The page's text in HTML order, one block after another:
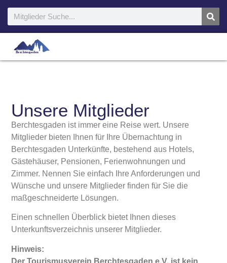
Unsere Mitglieder
Berchtesgaden ist immer eine Reise wert. Unsere
Mitglieder bieten Ihnen für Ihre Übernachtung in
Berchtesgaden Unterkünfte, bestehend aus Hotels,
Gästehäuser, Pensionen, Ferienwohnungen und
Zimmer. Nennen Sie einfach Ihre Anforderungen und
Wünsche und unsere Mitglieder finden für Sie die
maßgeschneiderte Lösungen.
Einen schnellen Überblick bietet Ihnen dieses
Unterkunftsverzeichnis unserer Mitglieder.
Hinweis:
Der Tourismusverein Berchtesgaden e.V. ist kein